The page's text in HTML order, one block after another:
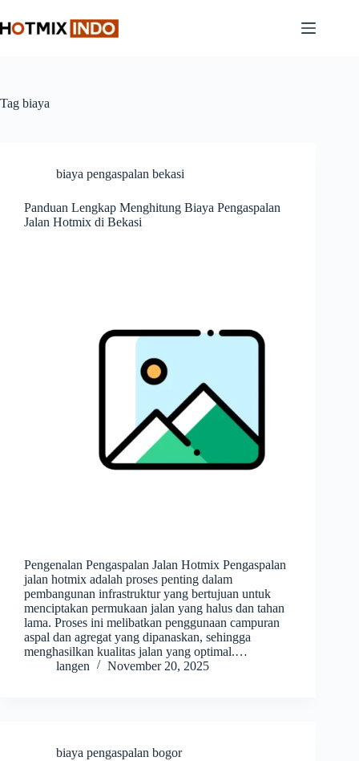
to
content
Tag biaya
biaya pengaspalan bekasi
Panduan Lengkap Menghitung Biaya Pengaspalan
Jalan Hotmix di Bekasi
Pengenalan Pengaspalan Jalan Hotmix Pengaspalan
jalan hotmix adalah proses penting dalam
pembangunan infrastruktur yang bertujuan untuk
menciptakan permukaan jalan yang halus dan tahan
lama. Proses ini melibatkan penggunaan campuran
aspal dan agregat yang dipanaskan, sehingga
menghasilkan kualitas jalan yang optimal.…
langen
November 20, 2025
biaya pengaspalan bogor